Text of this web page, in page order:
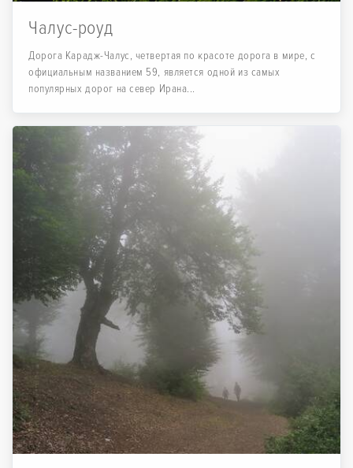
Чалус-роуд
Дорога Карадж-Чалус, четвертая по красоте дорога в мире, с
официальным названием 59, является одной из самых
популярных дорог на север Ирана...